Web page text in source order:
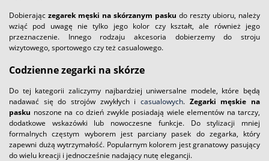
Dobierając zegarek męski na skórzanym pasku do reszty ubioru, należy
wziąć pod uwagę nie tylko jego kolor czy kształt, ale również jego
przeznaczenie. Innego rodzaju akcesoria dobierzemy do stroju
wizytowego, sportowego czy też casualowego.
Codzienne zegarki na skórze
Do tej kategorii zaliczymy najbardziej uniwersalne modele, które będą
nadawać się do strojów zwykłych i casualowych. Zegarki męskie na
pasku noszone na co dzień zwykle posiadają wiele elementów na tarczy,
dodatkowe wskazówki lub nowoczesne funkcje. Do stylizacji mniej
formalnych częstym wyborem jest parciany pasek do zegarka, który
zapewni dużą wytrzymałość. Popularnym kolorem jest granatowy pasujący
do wielu kreacji i jednocześnie nadający nutę elegancji.